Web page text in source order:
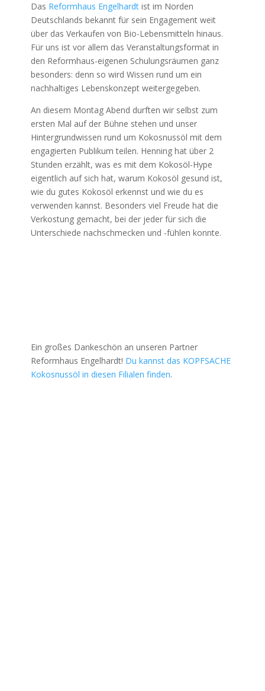
Das Reformhaus Engelhardtist im Norden
Deutschlands bekannt für sein Engagement weit
über das Verkaufen von Bio-Lebensmitteln hinaus.
Für uns ist vor allem das Veranstaltungsformat in
den Reformhaus-eigenen Schulungsräumen ganz
besonders: denn so wird Wissen rund um ein
nachhaltiges Lebenskonzept weitergegeben.
An diesem Montag Abend durften wir selbst zum
ersten Mal auf der Bühne stehen und unser
Hintergrundwissen rund um Kokosnussöl mit dem
engagierten Publikum teilen. Henning hat über 2
Stunden erzählt, was es mit dem Kokosöl-Hype
eigentlich auf sich hat, warum Kokosöl gesund ist,
wie du gutes Kokosöl erkennst und wie du es
verwenden kannst. Besonders viel Freude hat die
Verkostung gemacht, bei der jeder für sich die
Unterschiede nachschmecken und -fühlen konnte.
Ein großes Dankeschön an unseren Partner
Reformhaus Engelhardt! Du kannst das KOPFSACHE
Kokosnussöl in diesen Filialen finden.